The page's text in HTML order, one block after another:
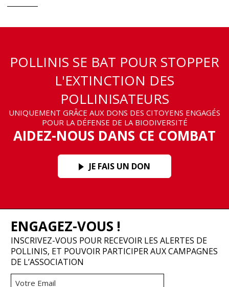
POLLINIS SE BAT POUR STOPPER
L'EXTINCTION DES
POLLINISATEURS
UNIQUEMENT GRÂCE AUX DONS DES CITOYENS ENGAGÉS
POUR LA DÉFENSE DE LA BIODIVERSITÉ
AIDEZ-NOUS DANS CE COMBAT
JE FAIS UN DON
ENGAGEZ-VOUS !
INSCRIVEZ-VOUS POUR RECEVOIR LES ALERTES DE
POLLINIS, ET POUVOIR PARTICIPER AUX CAMPAGNES
DE L’ASSOCIATION